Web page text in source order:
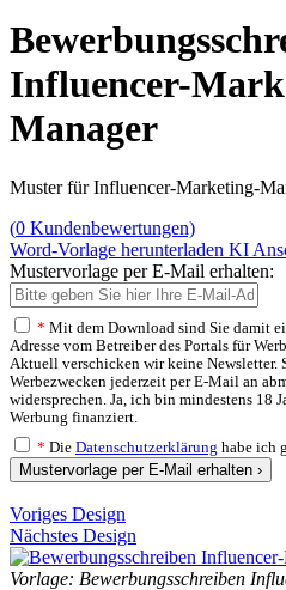
Influencer-
Manager
Muster für Influencer-Marketing-
(0 Kundenbewertungen)
Word-Vorlage herunterladen KI
Mustervorlage per E-Mail erhalten:
* Mit dem Download sind Sie damit
Adresse vom Betreiber des Portals für
Aktuell verschicken wir keine Newsletter.
Werbezwecken jederzeit per E-Mail an
widersprechen. Ja, ich bin mindestens 18
Werbung finanziert.
* Die Datenschutzerklärung habe ich
Mustervorlage per E-Mail erhalten ›
Voriges Design
Nächstes Design
Vorlage: Bewerbungsschreiben